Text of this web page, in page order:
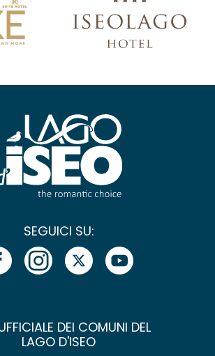
SEGUICI SU:
DEI COMUNI DEL
LAGO D'ISEO